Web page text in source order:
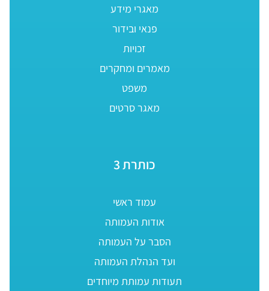
מאגרי מידע
פנאי ובידור
זכויות
מאמרים ומחקרים
משפט
מאגר סרטים
כותרת 3
עמוד ראשי
אודות העמותה
הסבר על העמותה
ועד הנהלת העמותה
תעודות עמותת מיוחדים